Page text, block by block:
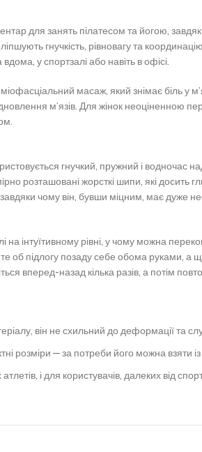
для занять пілатесом та йогою,
гнучкість, рівновагу та
у спортзалі або навіть в офісі.
масаж, який знімає біль у
м’язів. Для жінок
гнучкий, пружний і водночас
розташовані жорсткі шипи, які
чому він, бувши міцним, має дуже
на інтуїтивному рівні, у чому можна
об підлогу позаду себе обома руками, а
вперед-назад кілька разів, а потім
він не схильний до деформації та
розміри — за потреби його можна взяти
і для користувачів, далеких від